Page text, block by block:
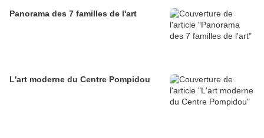
Panorama des 7 familles de l'art
L'art moderne du Centre Pompidou